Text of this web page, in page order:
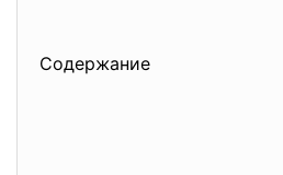
Содержание